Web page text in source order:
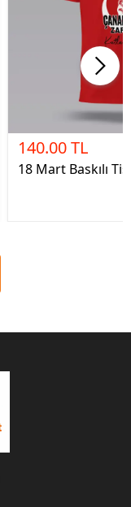
140.00 TL
18 Mart Baskılı